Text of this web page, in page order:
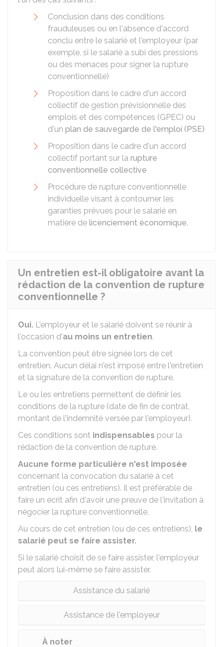
Conclusion dans des conditions
frauduleuses ou en l'absence d'accord
conclu entre le salarié et l'employeur (par
exemple, si le salarié a subi des pressions
ou des menaces pour signer la rupture
conventionnelle)
Proposition dans le cadre d'un accord
collectif de gestion prévisionnelle des
emplois et des compétences (GPEC) ou
d'un plan de sauvegarde de l'emploi (PSE)
Proposition dans le cadre d'un accord
collectif portant sur la rupture
conventionnelle collective
Procédure de rupture conventionnelle
individuelle visant à contourner les
garanties prévues pour le salarié en
matière de licenciement économique.
Un entretien est-il obligatoire avant la
rédaction de la convention de rupture
conventionnelle ?
Oui. L'employeur et le salarié doivent se réunir à
l'occasion d'au moins un entretien.
La convention peut être signée lors de cet
entretien. Aucun délai n'est imposé entre l'entretien
et la signature de la convention de rupture.
Le ou les entretiens permettent de définir les
conditions de la rupture (date de fin de contrat,
montant de l'indemnité versée par l'employeur).
Ces conditions sont indispensables pour la
rédaction de la convention de rupture.
Aucune forme particulière n'est imposée
concernant la convocation du salarié à cet
entretien (ou ces entretiens). Il est préférable de
faire un écrit afin d'avoir une preuve de l'invitation à
négocier la rupture conventionnelle.
Au cours de cet entretien (ou de ces entretiens), le
salarié peut se faire assister.
Si le salarié choisit de se faire assister, l'employeur
peut alors lui-même se faire assister.
Assistance du salarié
Assistance de l'employeur
À noter